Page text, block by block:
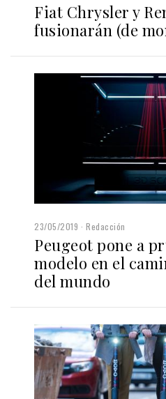
Fiat Chrysler y
fusionarán (de
23/05/2019 Redacción
Peugeot pone a
modelo en el
del mundo